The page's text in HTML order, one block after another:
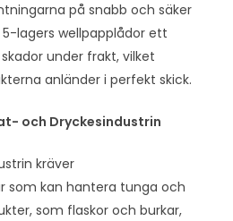
på snabb och säker
lagers wellpapplådor ett
under frakt, vilket
anländer i perfekt skick.
och Dryckesindustrin
kräver
som kan hantera tunga och
som flaskor och burkar,